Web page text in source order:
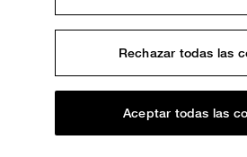
Rechazar todas las
Aceptar todas las